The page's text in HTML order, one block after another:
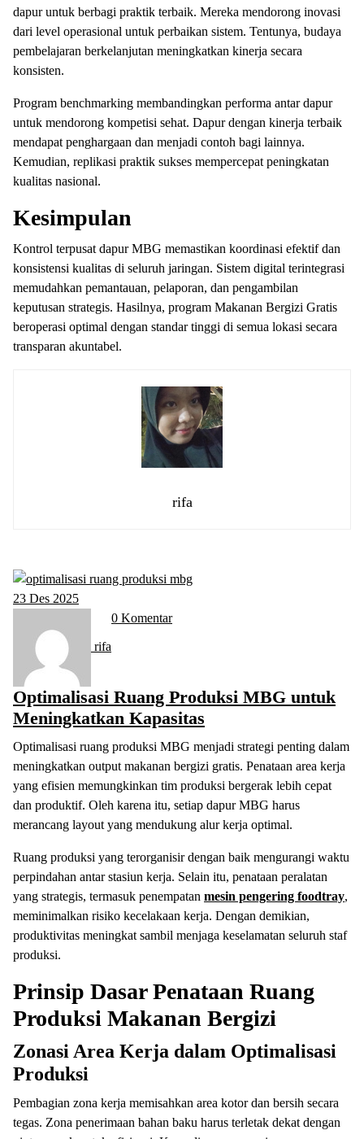
dapur untuk berbagi praktik terbaik. Mereka mendorong inovasi
dari level operasional untuk perbaikan sistem. Tentunya, budaya
pembelajaran berkelanjutan meningkatkan kinerja secara
konsisten.
Program benchmarking membandingkan performa antar dapur
untuk mendorong kompetisi sehat. Dapur dengan kinerja terbaik
mendapat penghargaan dan menjadi contoh bagi lainnya.
Kemudian, replikasi praktik sukses mempercepat peningkatan
kualitas nasional.
Kesimpulan
Kontrol terpusat dapur MBG memastikan koordinasi efektif dan
konsistensi kualitas di seluruh jaringan. Sistem digital terintegrasi
memudahkan pemantauan, pelaporan, dan pengambilan
keputusan strategis. Hasilnya, program Makanan Bergizi Gratis
beroperasi optimal dengan standar tinggi di semua lokasi secara
transparan akuntabel.
rifa
23 Des 2025
rifa
0 Komentar
Optimalisasi Ruang Produksi MBG untuk
Meningkatkan Kapasitas
Optimalisasi ruang produksi MBG menjadi strategi penting dalam
meningkatkan output makanan bergizi gratis. Penataan area kerja
yang efisien memungkinkan tim produksi bergerak lebih cepat
dan produktif. Oleh karena itu, setiap dapur MBG harus
merancang layout yang mendukung alur kerja optimal.
Ruang produksi yang terorganisir dengan baik mengurangi waktu
perpindahan antar stasiun kerja. Selain itu, penataan peralatan
yang strategis, termasuk penempatan mesin pengering foodtray,
meminimalkan risiko kecelakaan kerja. Dengan demikian,
produktivitas meningkat sambil menjaga keselamatan seluruh staf
produksi.
Prinsip Dasar Penataan Ruang
Produksi Makanan Bergizi
Zonasi Area Kerja dalam Optimalisasi
Produksi
Pembagian zona kerja memisahkan area kotor dan bersih secara
tegas. Zona penerimaan bahan baku harus terletak dekat dengan